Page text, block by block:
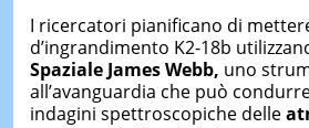
I ricercatori pianificano di
d’ingrandimento K2-18b
Spaziale James Webb, uno
all’avanguardia che può
indagini spettroscopiche delle